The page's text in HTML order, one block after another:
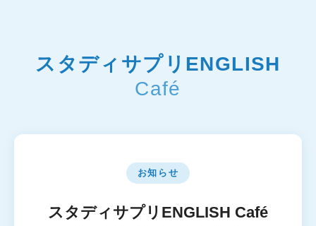
スタディサプリENGLISH
Café
お知らせ
スタディサプリENGLISH Café